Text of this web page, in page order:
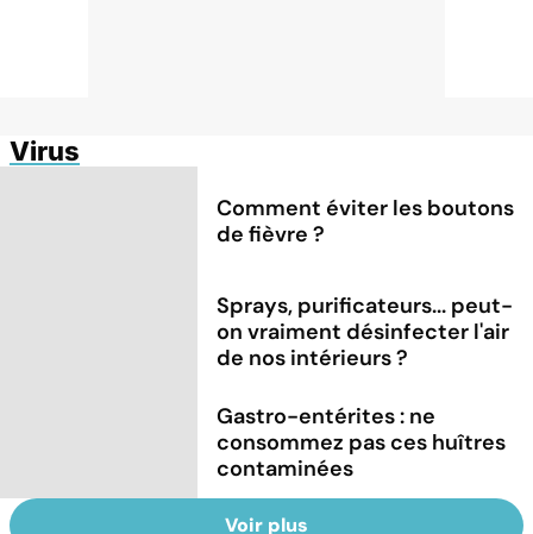
Virus
Comment éviter les boutons
de fièvre ?
Sprays, purificateurs... peut-
on vraiment désinfecter l'air
de nos intérieurs ?
Gastro-entérites : ne
consommez pas ces huîtres
contaminées
Voir plus